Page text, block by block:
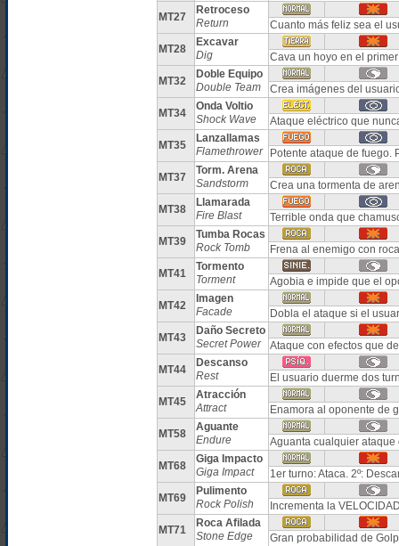
MT27
Retroceso
Return
Cuanto más feliz sea el
MT28
Excavar
Dig
Cava un hoyo en el
MT32
Doble Equipo
Double Team
Crea imágenes del
MT34
Onda Voltio
Shock Wave
Ataque eléctrico que
MT35
Lanzallamas
Flamethrower
Potente ataque de fuego.
MT37
Torm. Arena
Sandstorm
Crea una tormenta de
MT38
Llamarada
Fire Blast
Terrible onda que
MT39
Tumba Rocas
Rock Tomb
Frena al enemigo con
MT41
Tormento
Torment
Agobia e impide que el
MT42
Imagen
Facade
Dobla el ataque si el
MT43
Daño Secreto
Secret Power
Ataque con efectos que
MT44
Descanso
Rest
El usuario duerme dos
MT45
Atracción
Attract
Enamora al oponente de
MT58
Aguante
Endure
Aguanta cualquier
MT68
Giga Impacto
Giga Impact
1er turno: Ataca. 2º:
MT69
Pulimento
Rock Polish
Incrementa la
MT71
Roca Afilada
Stone Edge
Gran probabilidad de